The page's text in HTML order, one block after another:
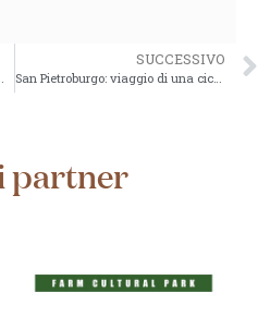
SUCCESSIVO
San Pietroburgo: viaggio di una cicala tra formiche in fermento
partner